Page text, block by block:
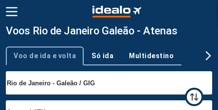
Voos Rio de Janeiro Galeão - Atenas
Tipo de viagem
Voo de ida e volta Só ida Multidestino